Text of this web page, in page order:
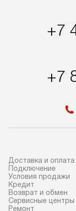
+7
+7
Доставка и оплата
Подключение
Условия продажи
Кредит
Возврат и обмен
Сервисные центры
Ремонт